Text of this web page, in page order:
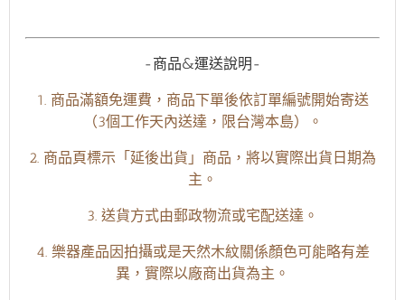
-商品&運送說明-
1. 商品滿額免運費，商品下單後依訂單編號開始寄送
（3個工作天內送達，限台灣本島）。
2. 商品頁標示「延後出貨」商品，將以實際出貨日期為
主。
3. 送貨方式由郵政物流或宅配送達。
4. 樂器產品因拍攝或是天然木紋關係顏色可能略有差
異，實際以廠商出貨為主。